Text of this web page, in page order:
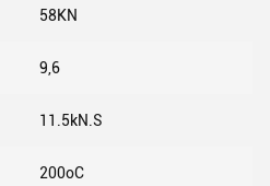
58KN
9,6
11.5kN.S
200oC